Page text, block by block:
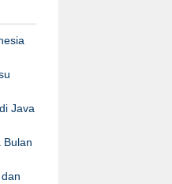
Java
Bulan